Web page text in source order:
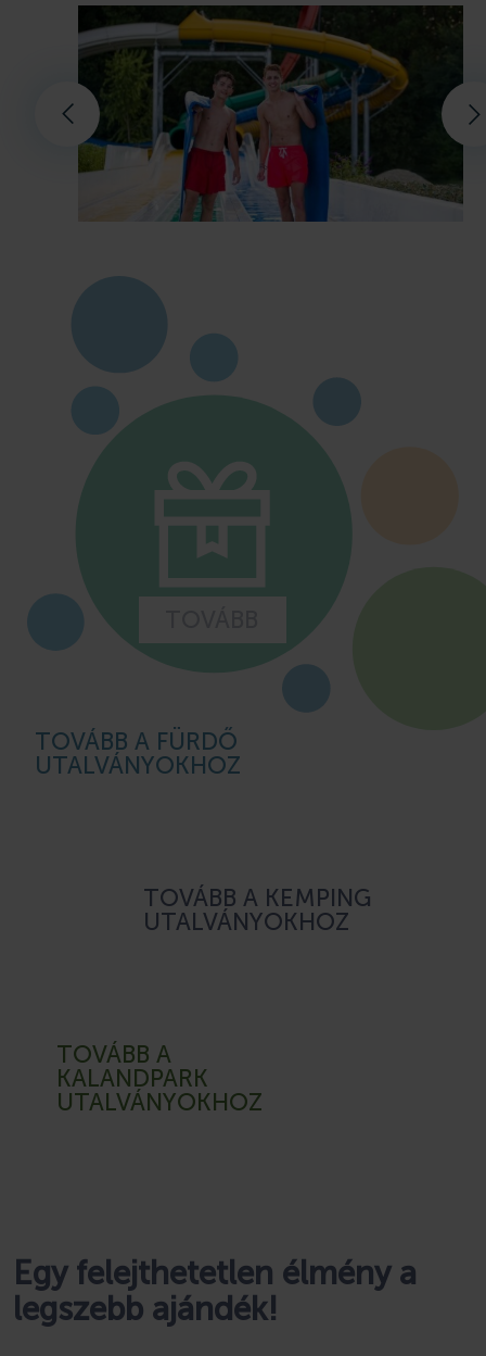
TOVÁBB A FÜRDŐ
UTALVÁNYOKHOZ
TOVÁBB A KEMPING
UTALVÁNYOKHOZ
TOVÁBB A
KALANDPARK
UTALVÁNYOKHOZ
Egy felejthetetlen élmény a
legszebb ajándék!